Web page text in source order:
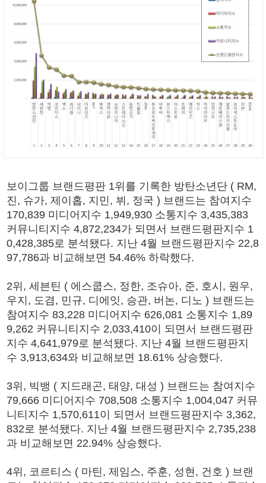
보이그룹 브랜드평판 1위를 기록한 방탄소년단 ( RM,
진, 슈가, 제이홉, 지민, 뷔, 정국 ) 브랜드는 참여지수
170,839 미디어지수 1,949,930 소통지수 3,435,383
커뮤니티지수 4,872,234가 되면서 브랜드평판지수 1
0,428,385로 분석됐다. 지난 4월 브랜드평판지수 22,8
97,786과 비교해보면 54.46% 하락했다.
2위, 세븐틴 ( 에스쿱스, 정한, 조슈아, 준, 호시, 원우,
우지, 도겸, 민규, 디에잇, 승관, 버논, 디노 ) 브랜드는
참여지수 83,228 미디어지수 626,081 소통지수 1,89
9,262 커뮤니티지수 2,033,410이 되면서 브랜드평판
지수 4,641,979로 분석됐다. 지난 4월 브랜드평판지
수 3,913,634와 비교해보면 18.61% 상승했다.
3위, 빅뱅 ( 지드래곤, 태양, 대성 ) 브랜드는 참여지수
79,666 미디어지수 708,508 소통지수 1,004,047 커뮤
니티지수 1,570,611이 되면서 브랜드평판지수 3,362,
832로 분석됐다. 지난 4월 브랜드평판지수 2,735,238
과 비교해보면 22.94% 상승했다.
4위, 코르티스 ( 마틴, 제임스, 주훈, 성현, 건호 ) 브랜